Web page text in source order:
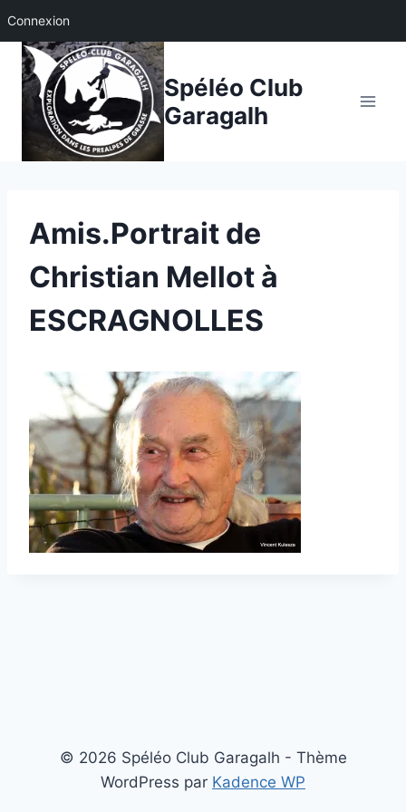
Connexion
Aller
contenu
Spéléo Club
Garagalh
Amis.Portrait de
Christian Mellot à
ESCRAGNOLLES
© 2026 Spéléo Club Garagalh - Thème
WordPress par Kadence WP